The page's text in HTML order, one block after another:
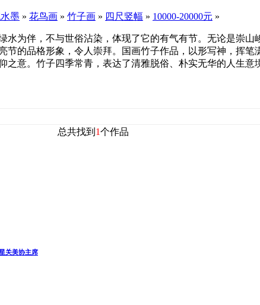
墨 » 花鸟画 » 竹子画 » 四尺竖幅 » 10000-20000元 »
水为伴，不与世俗沾染，体现了它的有气有节。无论是崇
节的品格形象，令人崇拜。国画竹子作品，以形写神，挥
之意。竹子四季常青，表达了清雅脱俗、朴实无华的人生意
总共找到 1个作品
关美协主席